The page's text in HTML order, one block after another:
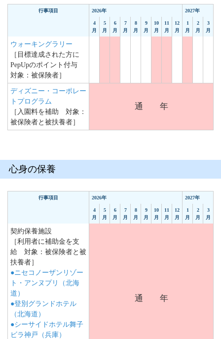
行事項目 2026年 2027年
4
月
5
月
6
月
7
月
8
月
9
月
10
月
11
月
12
月
1
月
2
月
3
月
ウォーキングラリー
［目標達成された方に
PepUpのポイント付与
対象：被保険者］
ディズニー・コーポレー
トプログラム
［入園料を補助 対象：
被保険者と被扶養者］
通 年
心身の保養
行事項目 2026年 2027年
4
月
5
月
6
月
7
月
8
月
9
月
10
月
11
月
12
月
1
月
2
月
3
月
契約保養施設
［利用者に補助金を支
給 対象：被保険者と被
扶養者］
●ニセコノーザンリゾー
ト・アンヌプリ（北海
道）
●登別グランドホテル
（北海道）
●シーサイドホテル舞子
ビラ神戸（兵庫）
通 年